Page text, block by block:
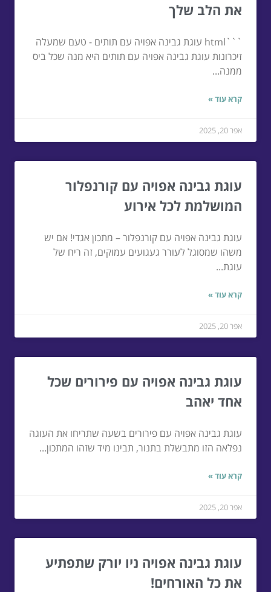
את הלב שלך
```html עוגת גבינה אפויה עם תותים - טעם שמעלה
זיכרונות עוגת גבינה אפויה עם תותים היא מנה שכל ביס
ממנה...
קרא עוד »
אפר 20, 2025
עוגת גבינה אפויה עם קורנפלור
המושלמת לכל אירוע
עוגת גבינה אפויה עם קורנפלור – מתכון אגדי! אם יש
משהו שמסוגל לעורר געגועים עמוקים, זה ריח של
עוגת...
קרא עוד »
אפר 20, 2025
עוגת גבינה אפויה עם פירורים שכל
אחד יאהב
עוגת גבינה אפויה עם פירורים בשעה שתריחו את העוגה
נפלאה הזו מתבשלת בתנור, תבינו מיד שזהו המתכון...
קרא עוד »
אפר 20, 2025
עוגת גבינה אפויה ניו יורק שתפתיע
את כל האורחים!